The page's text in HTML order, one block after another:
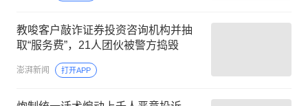
教唆客户敲诈证券投资咨询机构并抽
取“服务费”，21人团伙被警方捣毁
澎湃新闻 打开APP